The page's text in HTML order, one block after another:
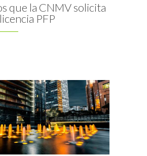
que la CNMV solicita
PFP